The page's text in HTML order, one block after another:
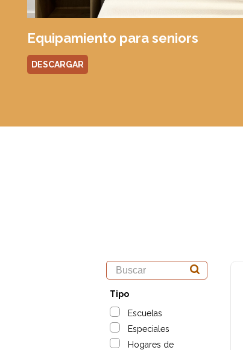
Equipamiento para seniors
DESCARGAR
Tipo
Escuelas
Especiales
Hogares de